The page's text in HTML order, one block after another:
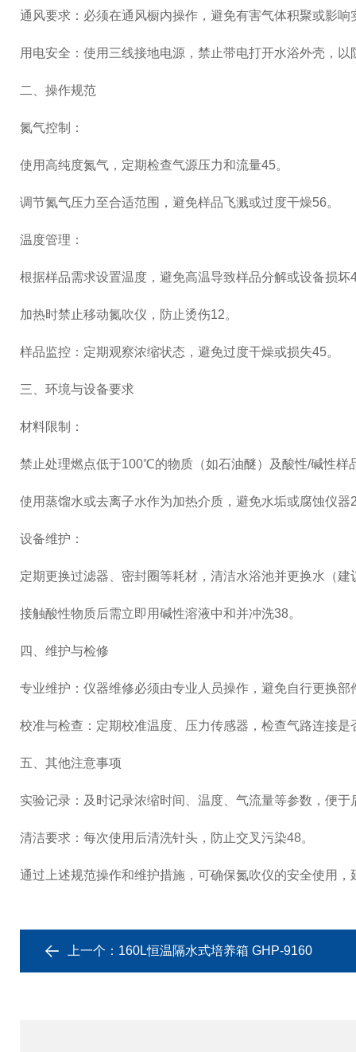
通风要求‌：必须在通风橱内操作，避免有害气体积聚或影响
用电安全‌：使用三线接地电源，禁止带电打开水浴外壳，以
二、‌操作规范‌
‌氮气控制‌：
使用高纯度氮气，定期检查气源压力和流量‌45。
调节氮气压力至合适范围，避免样品飞溅或过度干燥‌56。
‌温度管理‌：
根据样品需求设置温度，避免高温导致样品分解或设备损坏‌
加热时禁止移动氮吹仪，防止烫伤‌12。
‌样品监控‌：定期观察浓缩状态，避免过度干燥或损失‌45。
三、‌环境与设备要求‌
‌材料限制‌：
禁止处理燃点低于100℃的物质（如石油醚）及酸性/碱性样
使用蒸馏水或去离子水作为加热介质，避免水垢或腐蚀仪器‌
‌设备维护‌：
定期更换过滤器、密封圈等耗材，清洁水浴池并更换水（建
接触酸性物质后需立即用碱性溶液中和并冲洗‌38。
四、‌维护与检修‌
专业维护‌：仪器维修必须由专业人员操作，避免自行更换部
校准与检查‌：定期校准温度、压力传感器，检查气路连接是
五、‌其他注意事项‌
实验记录‌：及时记录浓缩时间、温度、气流量等参数，便于
‌清洁要求‌：每次使用后清洗针头，防止交叉污染‌48。
通过上述规范操作和维护措施，可确保氮吹仪的安全使用
上一个： 160L恒温隔水式培养箱 GHP-9160